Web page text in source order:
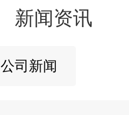
新闻资讯
公司新闻